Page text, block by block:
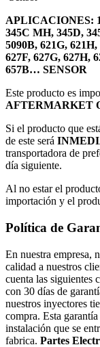
APLICACIONES:
345C MH, 345D,
5090B, 621G,
627F, 627G, 627H,
657B… SENSOR
Este producto es
AFTERMARKET
Si el producto que
de este será
transportadora de
día siguiente.
Al no estar el
importación y el
Política de
En nuestra empresa,
calidad a nuestros
cuenta las siguientes
con 30 días de
nuestros inyectores
compra. Esta
instalación que se
fabrica. Partes